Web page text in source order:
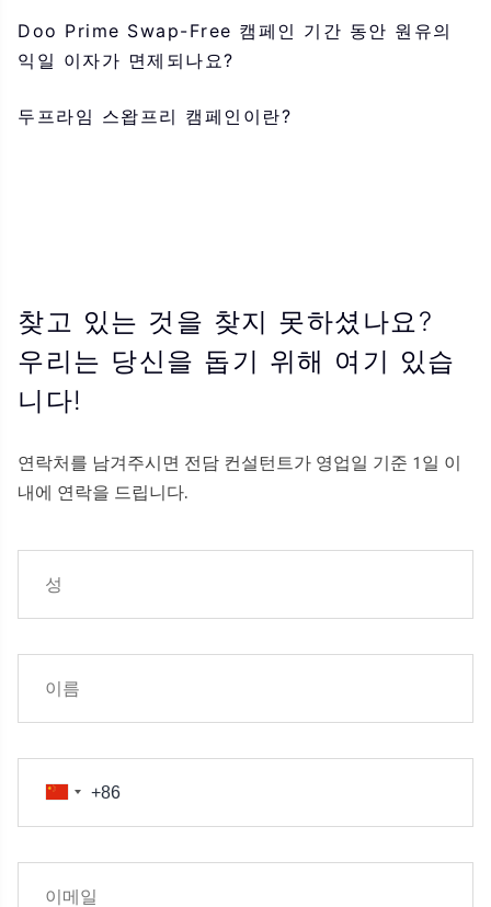
Doo Prime Swap-Free 캠페인 기간 동안 원유의
익일 이자가 면제되나요?
두프라임 스왑프리 캠페인이란?
찾고 있는 것을 찾지 못하셨나요?
우리는 당신을 돕기 위해 여기 있습
니다!
연락처를 남겨주시면 전담 컨설턴트가 영업일 기준 1일 이
내에 연락을 드립니다.